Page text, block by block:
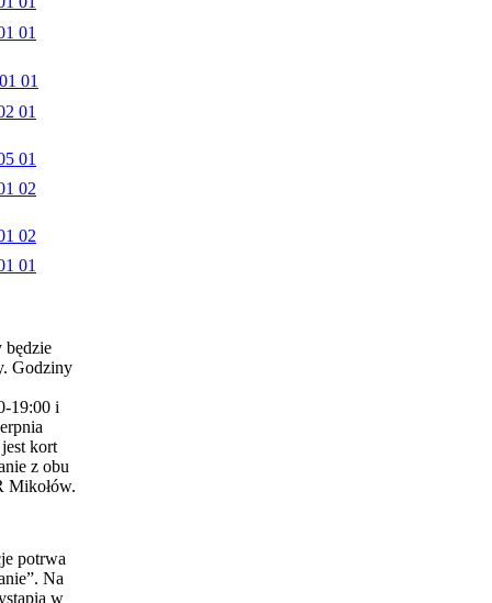
będzie
Godziny
19:00 i
kort
z obu
Mikołów.
potrwa
Na
w